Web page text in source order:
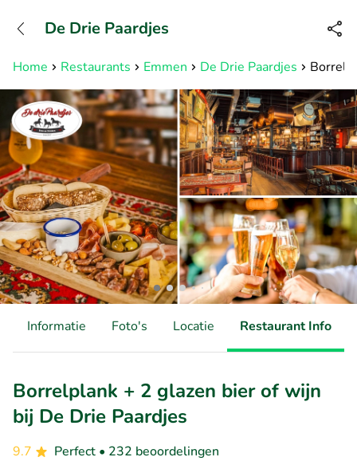
Bereikbaar tot 23:00 uur
Home Restaurants Emmen De Drie Paardjes
De Drie Paardjes
Informatie Foto's Locatie Restaurant Info
Borrelplank + 2 glazen bier of wijn
bij De Drie Paardjes
9.7 Perfect • 232 beoordelingen